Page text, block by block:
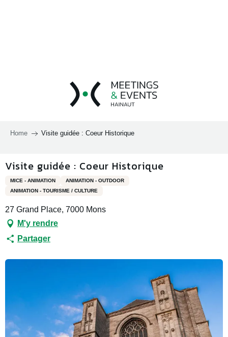
Home Visite guidée : Coeur Historique
Visite guidée : Coeur Historique
MICE - ANIMATION
ANIMATION - OUTDOOR
ANIMATION - TOURISME / CULTURE
27 Grand Place, 7000 Mons
M'y rendre
Partager